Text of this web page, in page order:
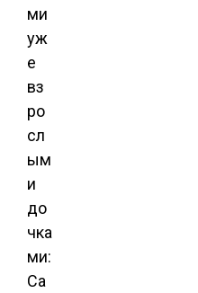
ми
уж
е
вз
ро
сл
ым
и
до
чка
ми:
Са